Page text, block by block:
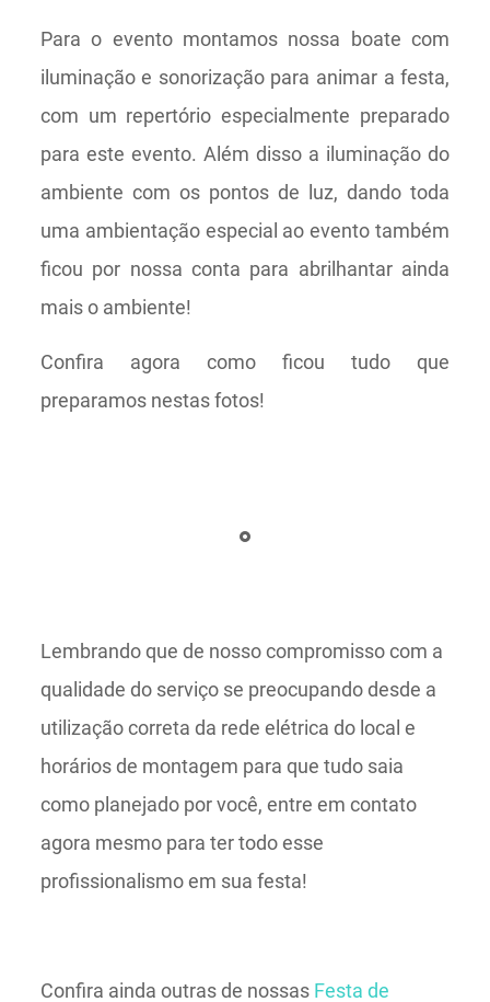
Para o evento montamos nossa boate com
iluminação e sonorização para animar a festa,
com um repertório especialmente preparado
para este evento. Além disso a iluminação do
ambiente com os pontos de luz, dando toda
uma ambientação especial ao evento também
ficou por nossa conta para abrilhantar ainda
mais o ambiente!
Confira agora como ficou tudo que
preparamos nestas fotos!
Lembrando que de nosso compromisso com a
qualidade do serviço se preocupando desde a
utilização correta da rede elétrica do local e
horários de montagem para que tudo saia
como planejado por você, entre em contato
agora mesmo para ter todo esse
profissionalismo em sua festa!
Confira ainda outras de nossas Festa de